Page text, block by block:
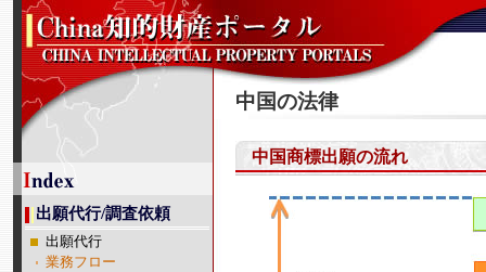
中国の法律
中国商標出願の流れ
出願代行/調査依頼
出願代行
業務フロー